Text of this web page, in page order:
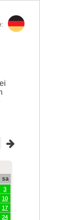
sa
3
10
17
24